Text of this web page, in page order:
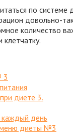
по
довольно-
количество
3
диете 3.
день
меню диеты №3